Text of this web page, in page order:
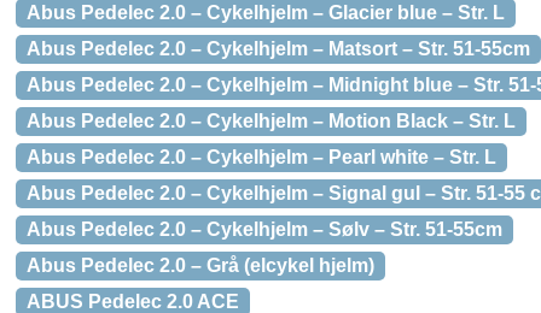
Abus Pedelec 2.0 – Cykelhjelm – Glacier blue – Str. L
Abus Pedelec 2.0 – Cykelhjelm – Matsort – Str. 51-55cm
Abus Pedelec 2.0 – Cykelhjelm – Midnight blue – Str. 51-
Abus Pedelec 2.0 – Cykelhjelm – Motion Black – Str. L
Abus Pedelec 2.0 – Cykelhjelm – Pearl white – Str. L
Abus Pedelec 2.0 – Cykelhjelm – Signal gul – Str. 51-55
Abus Pedelec 2.0 – Cykelhjelm – Sølv – Str. 51-55cm
Abus Pedelec 2.0 – Grå (elcykel hjelm)
ABUS Pedelec 2.0 ACE